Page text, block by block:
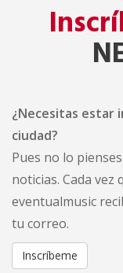
¿Necesitas estar
ciudad?
Pues no lo
noticias. Cada vez
eventualmusic
tu correo.
Inscríbeme